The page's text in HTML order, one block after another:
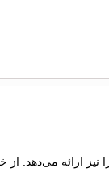
ارائه می‌دهد. از